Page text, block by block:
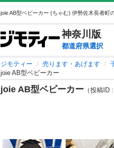
神奈川 版
都道府県選択
ジモティー 売ります・あげます
joie AB型ベビーカー
joie AB型ベビーカー （投稿ID